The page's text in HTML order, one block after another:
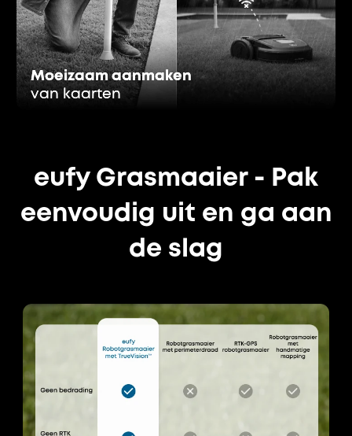
Moeizaam aanmaken
van kaarten
Moeizaam aanmaken
van kaarten
eufy Grasmaaier - Pak
eenvoudig uit en ga aan
de slag